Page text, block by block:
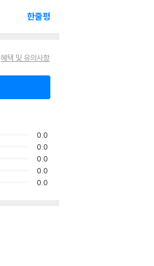
한줄평
혜택 및 유의사항
0.0
0.0
0.0
0.0
0.0